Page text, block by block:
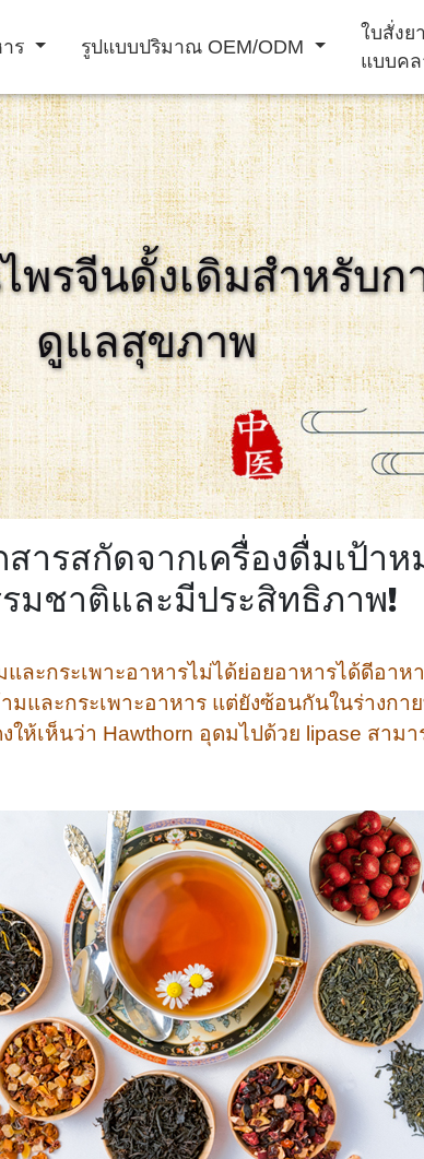
ร รูปแบบปริมาณ OEM/ODM
ใบสั่งย
แบบค
าหาร เสริม
ภูมิคุ้มกัน
ผลิตภัณฑ์ เสริม
สมรรถภาพ ชาย
การ ป้องกัน โรค
หัวใจ และ หลอด
เลือด
ผง ชง เครื่อง ดื่ม เครื่อง ดื่ม
พรจีนดั้งเดิมสำหรับก
ดูแลสุขภาพ
ารสกัดจากเครื่องดื่มเป้า
มชาติและมีประสิทธิภาพ!
ละกระเพาะอาหารไม่ได้ย่อยอาหารได้ดีอาห
มและกระเพาะอาหาร แต่ยังซ้อนกันในร่างกา
ห้เห็นว่า Hawthorn อุดมไปด้วย lipase สาม